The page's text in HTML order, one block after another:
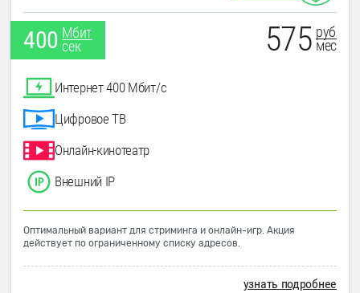
400 Мбит
сек
575 руб
мес
Интернет 400 Мбит/с
Цифровое ТВ
Онлайн-кинотеатр
Внешний IP
Оптимальный вариант для стриминга и онлайн-игр. Акция
действует по ограниченному списку адресов.
узнать подробнее